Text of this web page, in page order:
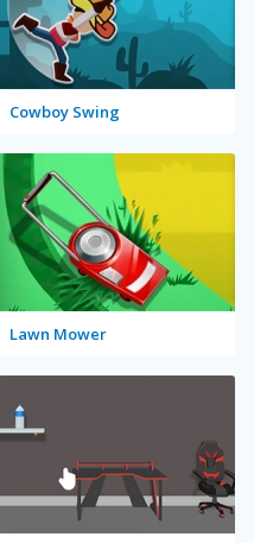
Cowboy Swing
Lawn Mower